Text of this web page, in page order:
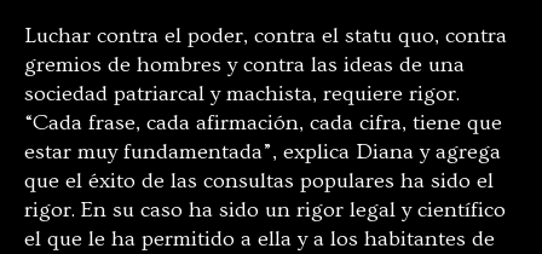
Luchar contra el poder, contra el statu quo, contra
gremios de hombres y contra las ideas de una
sociedad patriarcal y machista, requiere rigor.
“Cada frase, cada afirmación, cada cifra, tiene que
estar muy fundamentada”, explica Diana y agrega
que el éxito de las consultas populares ha sido el
rigor. En su caso ha sido un rigor legal y científico
el que le ha permitido a ella y a los habitantes de